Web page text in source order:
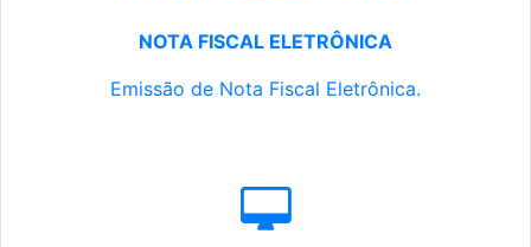
NOTA FISCAL ELETRÔNICA
Emissão de Nota Fiscal Eletrônica.